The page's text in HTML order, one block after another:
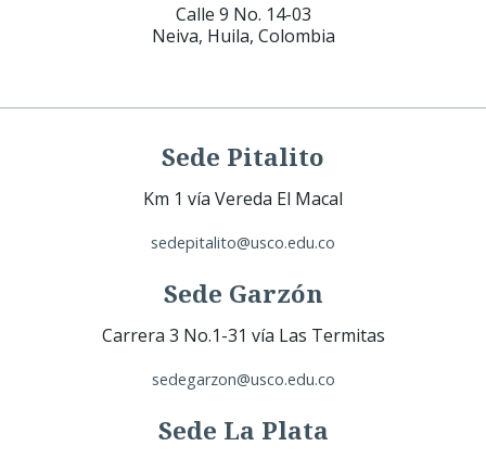
Calle 9 No. 14-03
Neiva, Huila, Colombia
Sede Pitalito
Km 1 vía Vereda El Macal
sedepitalito@usco.edu.co
Sede Garzón
Carrera 3 No.1-31 vía Las Termitas
sedegarzon@usco.edu.co
Sede La Plata